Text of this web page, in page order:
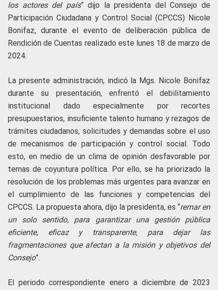
los actores del país” dijo la presidenta del Consejo de
Participación Ciudadana y Control Social (CPCCS) Nicole
Bonifaz, durante el evento de deliberación pública de
Rendición de Cuentas realizado este lunes 18 de marzo de
2024.
La presente administración, indicó la Mgs. Nicole Bonifaz
durante su presentación, enfrentó el debilitamiento
institucional dado especialmente por recortes
presupuestarios, insuficiente talento humano y rezagos de
trámites ciudadanos, solicitudes y demandas sobre el uso
de mecanismos de participación y control social. Todo
esto, en medio de un clima de opinión desfavorable por
temas de coyuntura política. Por ello, se ha priorizado la
resolución de los problemas más urgentes para avanzar en
el cumplimiento de las funciones y competencias del
CPCCS. La propuesta ahora, dijo la presidenta, es “remar en
un solo sentido, para garantizar una gestión pública
eficiente, eficaz y transparente, para dejar las
fragmentaciones que afectan a la misión y objetivos del
Consejo”.
El periodo correspondiente enero a diciembre de 2023